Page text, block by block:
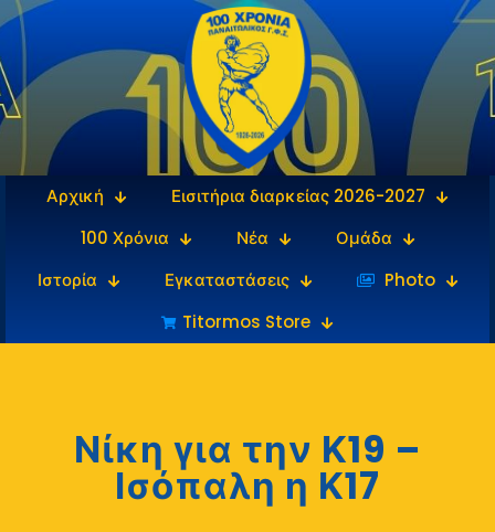
Αρχική
Εισιτήρια διαρκείας 2026-2027
100 Χρόνια
Νέα
Ομάδα
Ιστορία
Εγκαταστάσεις
‎‏‏‎ ‎Photo
Titormos Store
Νίκη για την Κ19 –
Ισόπαλη η Κ17